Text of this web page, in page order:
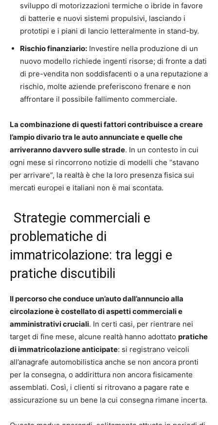
sviluppo di motorizzazioni termiche o ibride in favore
di batterie e nuovi sistemi propulsivi, lasciando i
prototipi e i piani di lancio letteralmente in stand-by.
Rischio finanziario: Investire nella produzione di un
nuovo modello richiede ingenti risorse; di fronte a dati
di pre-vendita non soddisfacenti o a una reputazione a
rischio, molte aziende preferiscono frenare e non
affrontare il possibile fallimento commerciale.
La combinazione di questi fattori contribuisce a creare
l’ampio divario tra le auto annunciate e quelle che
arriveranno davvero sulle strade. In un contesto in cui
ogni mese si rincorrono notizie di modelli che “stavano
per arrivare”, la realtà è che la loro presenza fisica sui
mercati europei e italiani non è mai scontata.
Strategie commerciali e
problematiche di
immatricolazione: tra leggi e
pratiche discutibili
Il percorso che conduce un’auto dall’annuncio alla
circolazione è costellato di aspetti commerciali e
amministrativi cruciali. In certi casi, per rientrare nei
target di fine mese, alcune realtà hanno adottato pratiche
di immatricolazione anticipate: si registrano veicoli
all’anagrafe automobilistica anche se non ancora pronti
per la consegna, o addirittura non ancora fisicamente
assemblati. Così, i clienti si ritrovano a pagare rate e
assicurazione su un bene la cui consegna rimane incerta.